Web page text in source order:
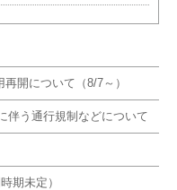
開について（8/7～）
伴う通行規制などについて
期未定）